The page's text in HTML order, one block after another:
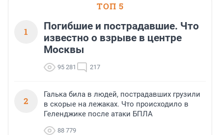
ТОП 5
1
Погибшие и пострадавшие. Что
известно о взрыве в центре
Москвы
95 281 217
2
Галька била в людей, пострадавших грузили
в скорые на лежаках. Что происходило в
Геленджике после атаки БПЛА
88 779